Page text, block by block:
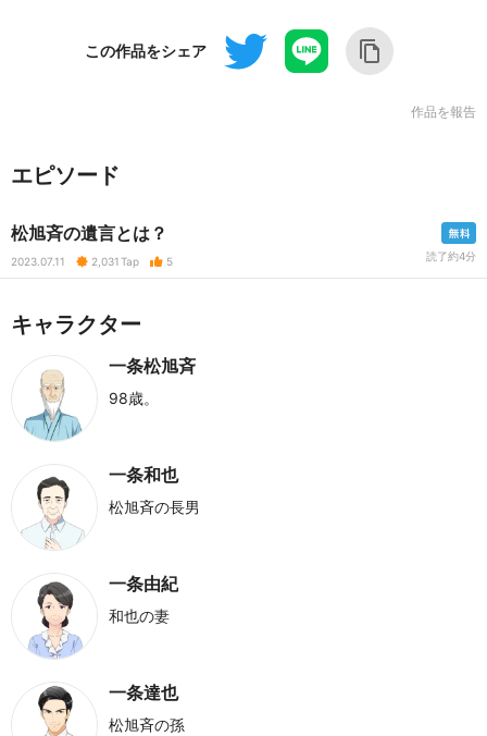
この作品をシェア
作品を報告
エピソード
松旭斉の遺言とは？
2023.07.11 2,031Tap 5 読了約4分
キャラクター
一条松旭斉
98歳。
一条和也
松旭斉の長男
一条由紀
和也の妻
一条達也
松旭斉の孫